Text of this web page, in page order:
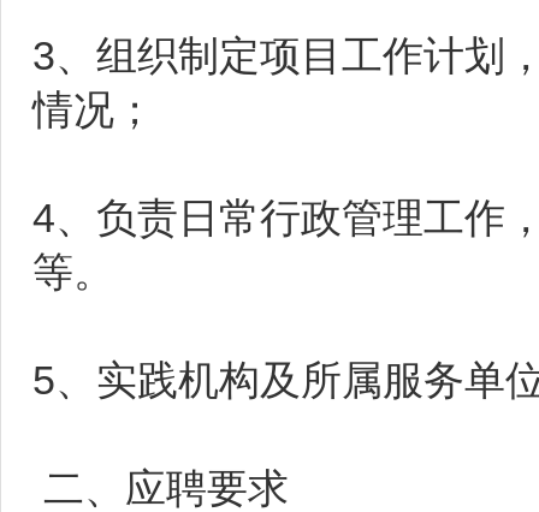
3、组织制定项目工作计划
情况；
4、负责日常行政管理工作
等。
5、实践机构及所属服务单
二、应聘要求